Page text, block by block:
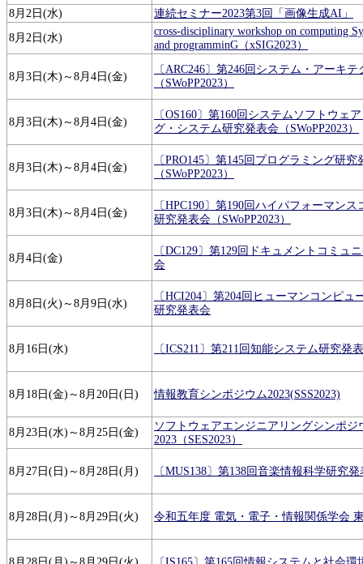
8月2日(水)
連続セミナー2023第3回「画像生成AI」
8月2日(水)
cross-disciplinary workshop on computing
and programminG（xSIG2023）
8月3日(木)～8月4日(金)
〔ARC246〕第246回システム・アーキ
（SWoPP2023）
8月3日(木)～8月4日(金)
〔OS160〕第160回システムソフトウェ
グ・システム研究発表会（SWoPP2023）
8月3日(木)～8月4日(金)
〔PRO145〕第145回プログラミング研究
（SWoPP2023）
8月3日(木)～8月4日(金)
〔HPC190〕第190回ハイパフォーマン
研究発表会（SWoPP2023）
8月4日(金)
〔DC129〕第129回ドキュメントコミュ
会
8月8日(火)～8月9日(水)
〔HCI204〕第204回ヒューマンコンピュ
研究発表会
8月16日(水) 〔ICS211〕第211回知能システム研究発
8月18日(金)～8月20日(日) 情報教育シンポジウム2023(SSS2023)
8月23日(水)～8月25日(金)
ソフトウェアエンジニアリングシンポジ
2023（SES2023）
8月27日(日)～8月28日(月) 〔MUS138〕第138回音楽情報科学研究発
8月28日(月)～8月29日(火) 令和五年度 電気・電子・情報関係学会